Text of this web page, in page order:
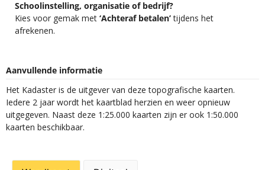
Schoolinstelling, organisatie of bedrijf?
Kies voor gemak met ‘Achteraf betalen’tijdens het
afrekenen.
Aanvullende informatie
Het Kadaster is de uitgever van deze topografische kaarten.
Iedere 2 jaar wordt het kaartblad herzien en weer opnieuw
uitgegeven. Naast deze 1:25.000 kaarten zijn er ook 1:50.000
kaarten beschikbaar.